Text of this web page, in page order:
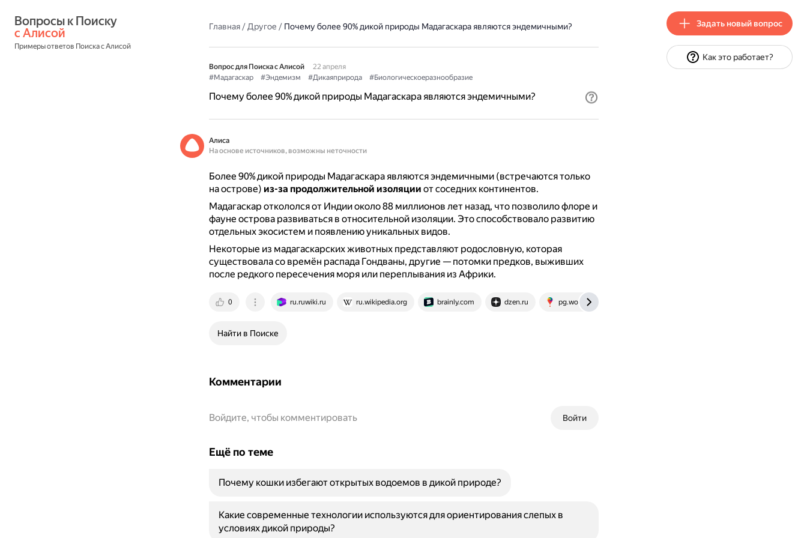
с Алисой
Примеры ответов Поиска с Алисой
Главная/Другое / Почему более 90% дикой природы Мадагаскара являются эндемичными?
Вопрос для Поиска с Алисой
22 апреля
#Мадагаскар
#Эндемизм #Дикаяприрода #Биологическоеразнообразие
Почему более 90% дикой природы Мадагаскара являются эндемичными?
Алиса
На основе источников, возможны неточности
Более 90% дикой природы Мадагаскара являются эндемичными (встречаются только
на острове) из-за продолжительной изоляции от соседних континентов.
Мадагаскар откололся от Индии около 88 миллионов лет назад, что позволило флоре и
фауне острова развиваться в относительной изоляции. Это способствовало развитию
отдельных экосистем и появлению уникальных видов.
Некоторые из мадагаскарских животных представляют родословную, которая
существовала со времён распада Гондваны, другие — потомки предков, выживших
после редкого пересечения моря или переплывания из Африки.
0 ru.ruwiki.ru ru.wikipedia.org brainly.com dzen.ru pg.world
Найти в Поиске
Комментарии
Войти
Войдите, чтобы комментировать
Ещё по теме
Почему кошки избегают открытых водоемов в дикой природе?
Какие современные технологии используются для ориентирования слепых в
условиях дикой природы?
Задать новый вопрос
Как это работает?